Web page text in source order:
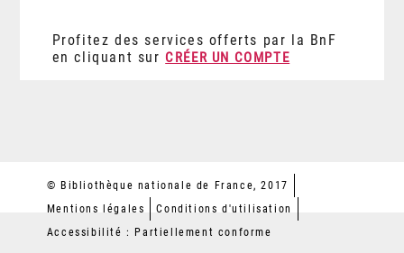
Profitez des services offerts par la BnF
en cliquant sur CRÉER UN COMPTE
© Bibliothèque nationale de France, 2017
Mentions légales
Conditions d'utilisation
Accessibilité : Partiellement conforme